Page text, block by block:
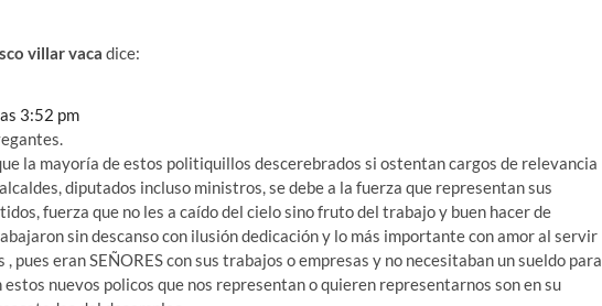
villar vaca dice:
3:52 pm
la mayoría de estos politiquillos descerebrados si ostentan cargos de relevancia
diputados incluso ministros, se debe a la fuerza que representan sus
fuerza que no les a caído del cielo sino fruto del trabajo y buen hacer de
sin descanso con ilusión dedicación y lo más importante con amor al servir
, pues eran SEÑORES con sus trabajos o empresas y no necesitaban un sueldo para
nuevos policos que nos representan o quieren representarnos son en su